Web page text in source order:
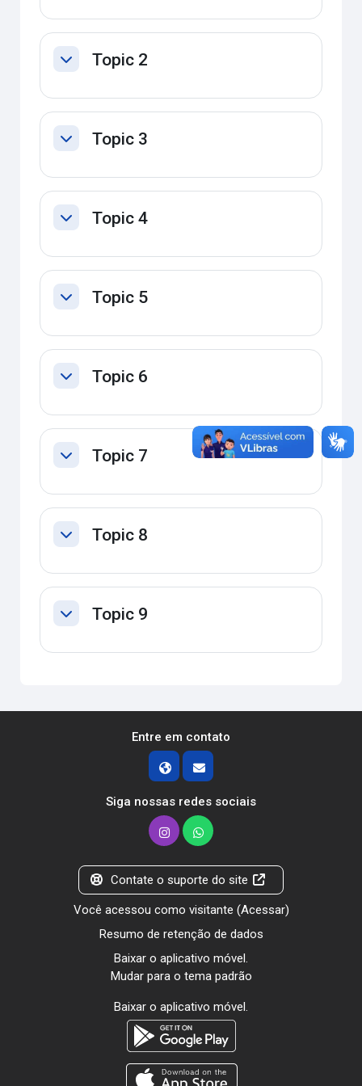
ContrairTopic 2
ContrairTopic 3
ContrairTopic 4
ContrairTopic 5
ContrairTopic 6
ContrairTopic 7
ContrairTopic 8
ContrairTopic 9
Entre em contato
Siga nossas redes sociais
Contate o suporte do site
Você acessou como visitante (Acessar)
Resumo de retenção de dados
Baixar o aplicativo móvel.
Mudar para o tema padrão
Baixar o aplicativo móvel.